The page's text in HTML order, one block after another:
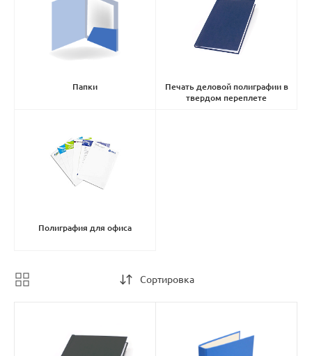
Папки
Печать деловой полиграфии в
твердом переплете
Полиграфия для офиса
Сортировка